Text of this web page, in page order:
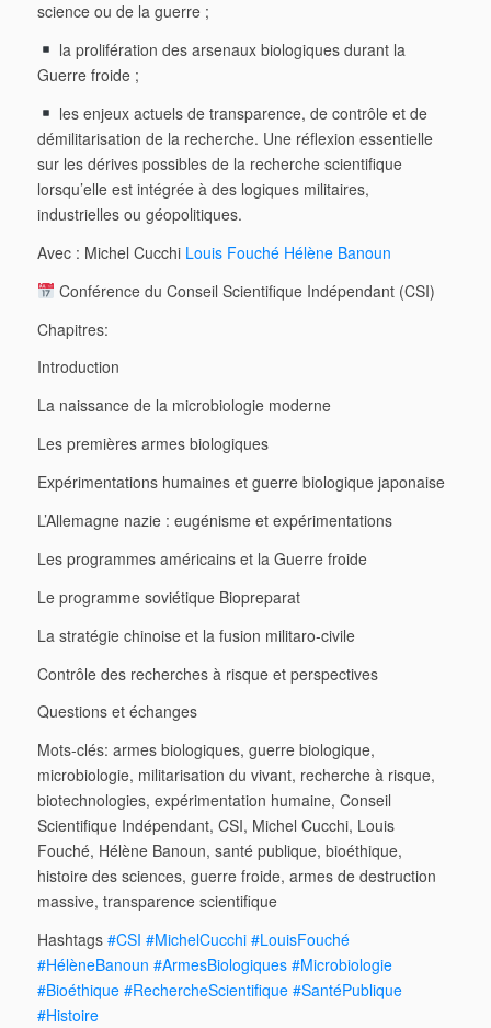
science ou de la guerre ;
la prolifération des arsenaux biologiques durant la
Guerre froide ;
les enjeux actuels de transparence, de contrôle et de
démilitarisation de la recherche. Une réflexion essentielle
sur les dérives possibles de la recherche scientifique
lorsqu’elle est intégrée à des logiques militaires,
industrielles ou géopolitiques.
Avec : Michel Cucchi Louis Fouché Hélène Banoun
Conférence du Conseil Scientifique Indépendant (CSI)
Chapitres:
Introduction
La naissance de la microbiologie moderne
Les premières armes biologiques
Expérimentations humaines et guerre biologique japonaise
L’Allemagne nazie : eugénisme et expérimentations
Les programmes américains et la Guerre froide
Le programme soviétique Biopreparat
La stratégie chinoise et la fusion militaro-civile
Contrôle des recherches à risque et perspectives
Questions et échanges
Mots-clés: armes biologiques, guerre biologique,
microbiologie, militarisation du vivant, recherche à risque,
biotechnologies, expérimentation humaine, Conseil
Scientifique Indépendant, CSI, Michel Cucchi, Louis
Fouché, Hélène Banoun, santé publique, bioéthique,
histoire des sciences, guerre froide, armes de destruction
massive, transparence scientifique
Hashtags #CSI #MichelCucchi #LouisFouché
#HélèneBanoun #ArmesBiologiques #Microbiologie
#Bioéthique #RechercheScientifique #SantéPublique
#Histoire